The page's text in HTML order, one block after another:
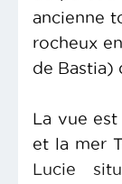
ancienne
rocheux
de Bastia)
La vue
et la mer
Lucie